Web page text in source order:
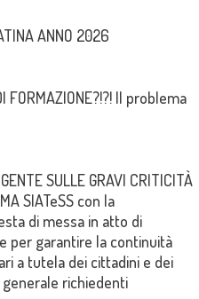
ANNO 2026
FORMAZIONE?!?! Il problema
SULLE GRAVI CRITICITÀ
SIATeSS con la
di messa in atto di
per garantire la continuità
a tutela dei cittadini e dei
richiedenti